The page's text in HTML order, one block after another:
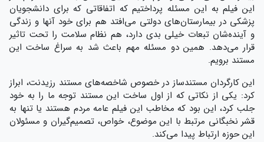
این فیلم به این مسئله پرداختیم که اتفاقاتی که برای دانشجویان
پزشکی در بیمارستان‌های دولتی می‌افتد هم برای خود آنها و زندگی
و آینده‌شان تبعات خیلی بدی دارد، هم نظام سلامت را تحت تاثیر
قرار می‌دهد. همین دو مسئله مهم باعث شد به سراغ ساخت این
مستند برویم.
این کارگردان مستندساز در خصوص شاخصه‌های مستند رزیدنت، ابراز
کرد: یکی از نکاتی که از اول ساخت این مستند توجه ما را به خود
جلب ‌کرد، این بود که مخاطب این فیلم عامه مردم هستند یا تنها به
قشر نخبگانی مرتبط با این موضوع، خواص، تصمیم‌گیران و مسئولان
این حوزه ارتباط پیدا می‌کند.